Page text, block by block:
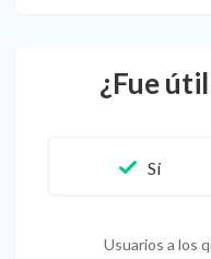
¿Fue
Usuarios a los